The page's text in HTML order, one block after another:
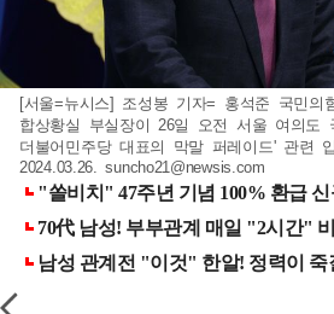
[서울=뉴시스] 조성봉 기자= 홍석준 국민의
합상황실 부실장이 26일 오전 서울 여의도
더불어민주당 대표의 막말 퍼레이드' 관련
2024.03.26.suncho21@newsis.com